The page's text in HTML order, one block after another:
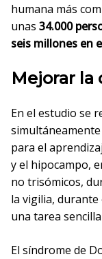
humana más
unas 34.000
seis millones en
Mejorar la
En el estudio se
para el
y el hipocampo,
no trisómicos,
la vigilia,
una tarea
El síndrome de